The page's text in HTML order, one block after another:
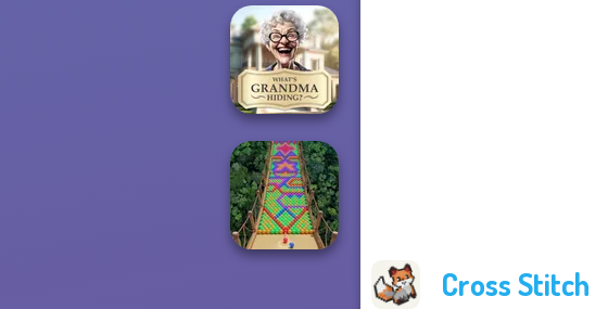
Cross Stitch
Geometry Dash:
FreezeNova
Game
What Is Grandma
Hiding